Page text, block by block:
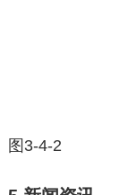
图3-4-2